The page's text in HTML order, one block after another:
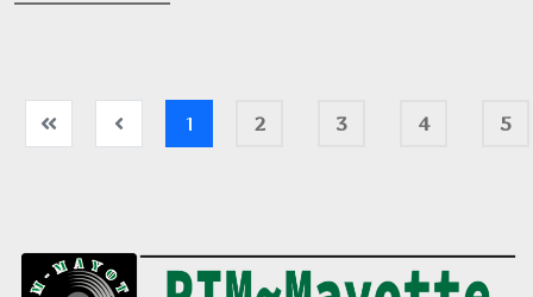
1 2 3 4 5